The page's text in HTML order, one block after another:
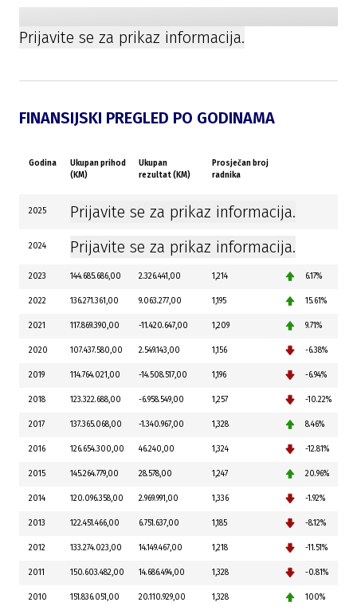
Prijavite se za prikaz informacija.
FINANSIJSKI PREGLED PO GODINAMA
Godina
Ukupan prihod
(KM)
Ukupan
rezultat (KM)
Prosječan broj
radnika
2025 Prijavite se za prikaz informacija.
2024 Prijavite se za prikaz informacija.
2023 144.685.686,00 2.326.441,00 1,214 6.17%
2022 136.271.361,00 9.063.277,00 1,195 15.61%
2021 117.869.390,00 -11.420.647,00 1,209 9.71%
2020 107.437.580,00 2.549.143,00 1,156 -6.38%
2019 114.764.021,00 -14.508.517,00 1,196 -6.94%
2018 123.322.688,00 -6.958.549,00 1,257 -10.22%
2017 137.365.068,00 -1.340.967,00 1,328 8.46%
2016 126.654.300,00 46.240,00 1,324 -12.81%
2015 145.264.779,00 28.578,00 1,247 20.96%
2014 120.096.358,00 2.969.991,00 1,336 -1.92%
2013 122.451.466,00 6.751.637,00 1,185 -8.12%
2012 133.274.023,00 14.149.467,00 1,218 -11.51%
2011 150.603.482,00 14.686.494,00 1,328 -0.81%
2010 151.836.051,00 20.110.929,00 1,328 100%